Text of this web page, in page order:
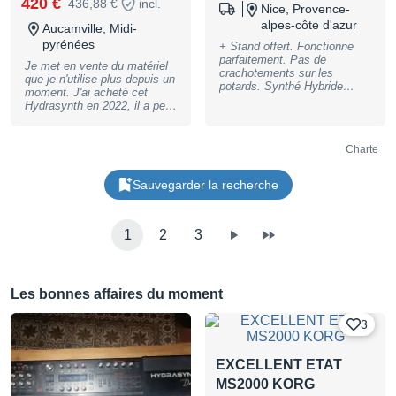
conservé les emballages de
certains éléments Soit un
total de 3522 € ramené à
2400 € soit une remise de 32
%
total de 3522 € ramené à
2400 € soit une remise de 32
436,88 €
incl.
Aucamville, Midi-
pyrénées
Je met en vente du matériel
que je n'utilise plus depuis un
moment. J'ai acheté cet
Hydrasynth en 2022, il a peu
joindre en cas de questions.
Nice, Provence-
alpes-côte d'azur
+ Stand offert. Fonctionne
parfaitement. Pas de
crachotements sur les
potards. Synthé Hybride
Charte
Sauvegarder la recherche
1 2 3
Les bonnes affaires du moment
3
EXCELLENT ETAT
MS2000 KORG